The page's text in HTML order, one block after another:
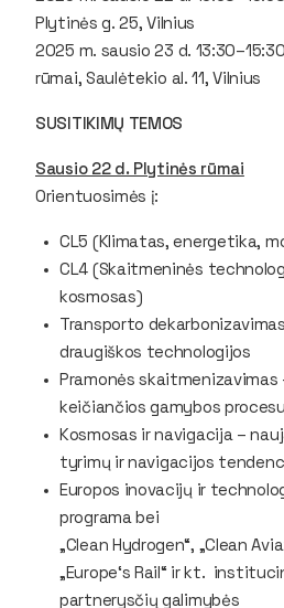
Plytinės g. 25, Vilnius
2025 m. sausio 23 d.
rūmai, Saulėtekio al. 11, Vilnius
SUSITIKIMŲ TEMOS
Sausio 22 d. Plytinės rūmai
Orientuosimės į:
CL5 (Klimatas, energetika,
CL4 (Skaitmeninės
kosmosas)
Transporto
draugiškos technologijos
Pramonės skaitmenizavimas
keičiančios gamybos
Kosmosas ir navigacija –
tyrimų ir navigacijos
Europos inovacijų ir
programa bei
„Clean Hydrogen“, „Clean
„Europe‘s Rail“ ir kt.
partnerysčių galimybės